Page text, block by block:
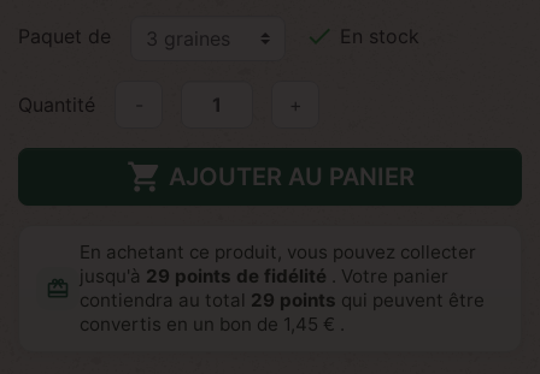
Paquet de  En stock
Quantité +
 AJOUTER AU PANIER
redeem
En achetant ce produit, vous pouvez collecter
jusqu'à 29 points de fidélité . Votre panier
contiendra au total 29 points qui peuvent être
convertis en un bon de 1,45 € .